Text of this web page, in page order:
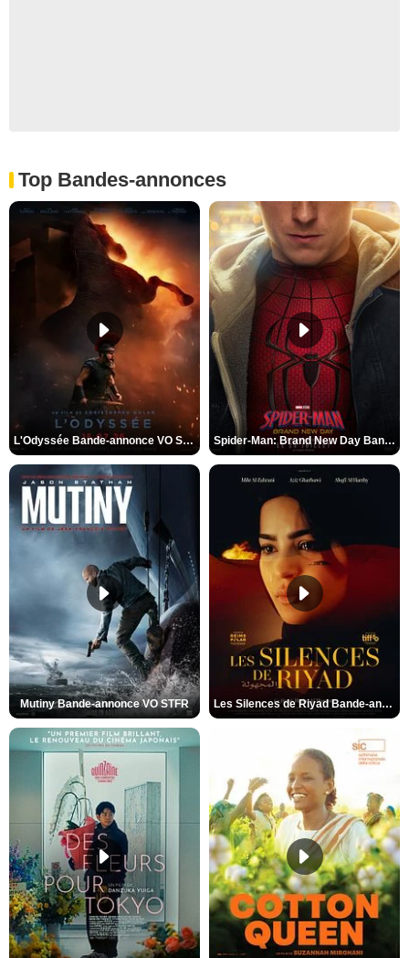
Top Bandes-annonces
L'Odyssée Bande-annonce VO STFR Spider-Man: Brand New Day Bande-annonce VO STFR
Mutiny Bande-annonce VO STFR Les Silences de Riyad Bande-annonce VO STFR